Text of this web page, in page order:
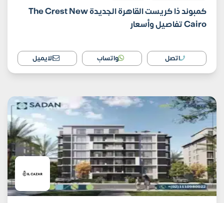
كمبوند ذا كريست القاهرة الجديدة The Crest New
Cairo تفاصيل وأسعار
اتصل واتساب الايميل